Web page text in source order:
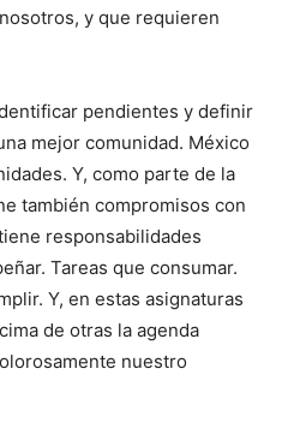
y que requieren
pendientes y definir
mejor comunidad. México
Y, como parte de la
también compromisos con
responsabilidades
Tareas que consumar.
Y, en estas asignaturas
de otras la agenda
nuestro